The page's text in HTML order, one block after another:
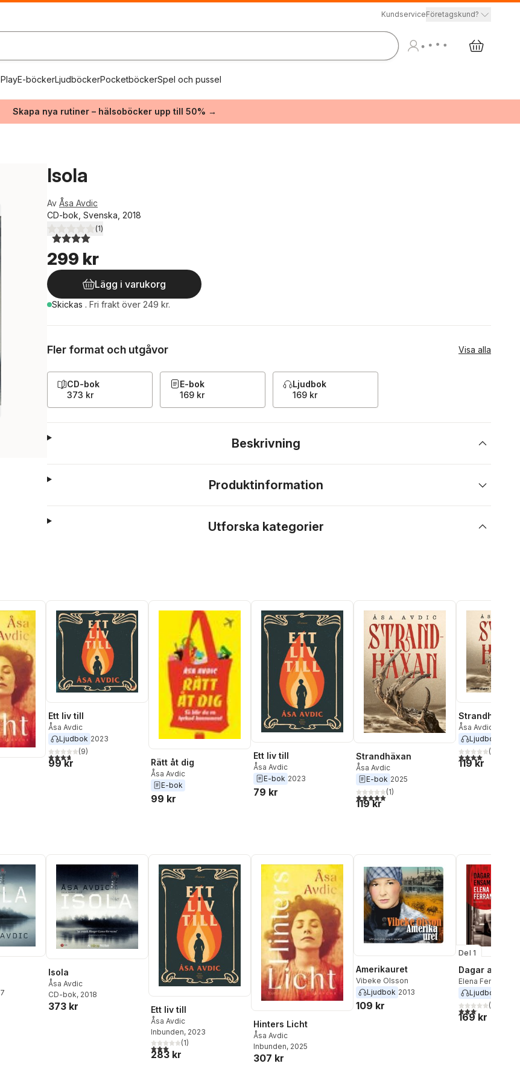
KundserviceFöretagskund?
E-böckerLjudböckerPocketböckerSpel och pussel
Skapa nya rutiner – hälsoböcker upp till 50% →
Isola
Av Åsa Avdic
CD-bok, Svenska, 2018
4,0utav 5 stjärnor. Totalt antal röster:
(1)
299 kr
Lägg i varukorg
Skickas . Fri frakt över 249 kr.
Fler format och utgåvor Visa alla
CD-bok
373 kr
E-bok
169 kr
Ljudbok
169 kr
Beskrivning
Produktinformation
Utforska kategorier
Ett liv till
Åsa Avdic
Ljudbok 2023
3,7utav 5 stjärnor. Totalt antal röster:
(9)
99 kr Rätt åt dig
Åsa Avdic
E-bok
99 kr
Ett liv till
Åsa Avdic
E-bok 2023
79 kr
Strandhäxan
Åsa Avdic
E-bok 2025
5,0utav 5 stjärnor. Totalt antal röster:
(1)
119 kr
Strandhäxan
Åsa Avdic
Ljudbok
4,0utav 5(
119 kr
Totalt antal röster:
Isola
Åsa Avdic
CD-bok, 2018
373 kr Ett liv till
Åsa Avdic
Inbunden, 2023
3,0utav 5 stjärnor. Totalt antal röster:
(1)
283 kr
Hinters Licht
Åsa Avdic
Inbunden, 2025
307 kr
Amerikauret
Vibeke Olsson
Ljudbok 2013
109 kr
Del 1
Dagar av
Elena Ferrante
Ljudbok
3,1utav 5(
169 kr